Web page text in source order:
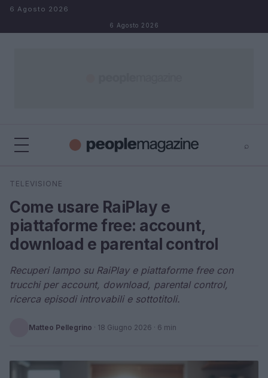
Salta al contenuto
6 Agosto 2026
6 Agosto 2026
⌕
Cerca
TELEVISIONE
Come usare RaiPlay e
piattaforme free: account,
download e parental control
Recuperi lampo su RaiPlay e piattaforme free con
trucchi per account, download, parental control,
ricerca episodi introvabili e sottotitoli.
Matteo Pellegrino · 18 Giugno 2026 · 6 min